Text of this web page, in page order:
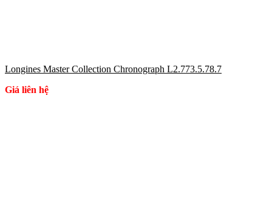
Longines Master Collection Chronograph L2.773.5.78.7
Giá liên hệ